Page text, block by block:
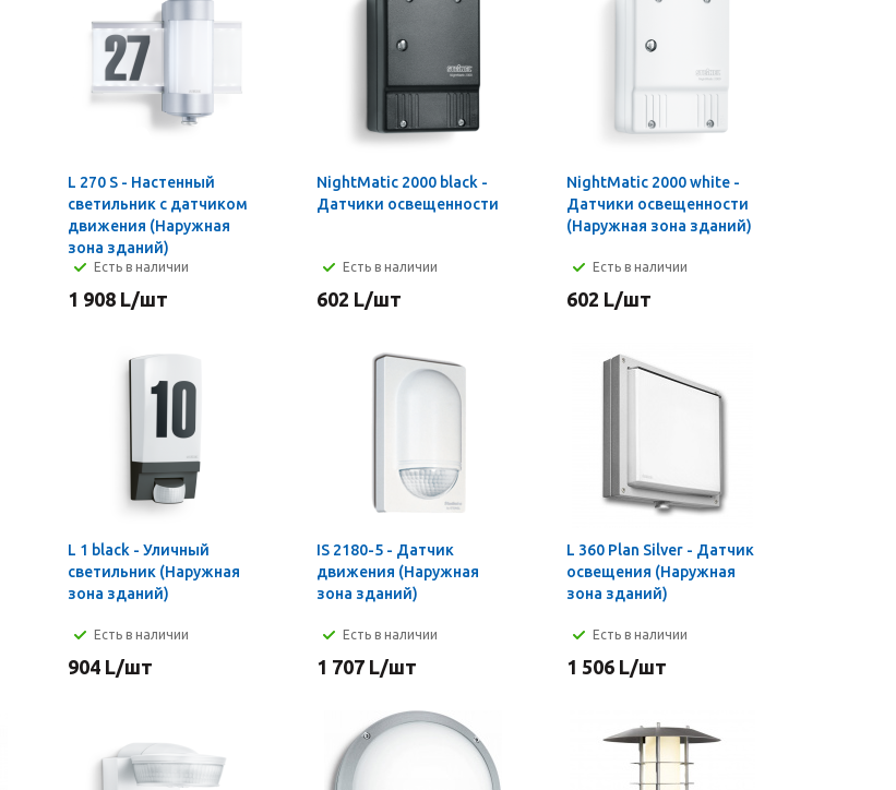
L 270 S - Настенный
светильник с датчиком
движения (Наружная
зона зданий)
Есть в наличии
1 908L/шт
NightMatic 2000 black -
Датчики освещенности
Есть в наличии
602 L/шт
NightMatic 2000 white -
Датчики освещенности
(Наружная зона зданий)
Есть в наличии
602 L/шт
L 1 black - Уличный
светильник (Наружная
зона зданий)
Есть в наличии
904L/шт
IS 2180-5 - Датчик
движения (Наружная
зона зданий)
Есть в наличии
1 707 L/шт
L 360 Plan Silver - Датчик
освещения (Наружная
зона зданий)
Есть в наличии
1 506L/шт